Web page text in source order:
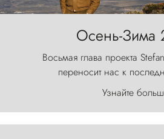
Осень-Зима
Восьмая глава проекта
переносит нас к
первозданного мира,
первобытной яростью ваяет
Торрес-дель-Пайне, словно
Узнайте